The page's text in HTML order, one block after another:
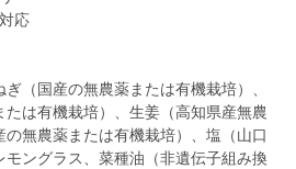
応
（国産の無農薬または有機栽培）、
たは有機栽培）、生姜（高知県産無農
無農薬または有機栽培）、塩（山口
モングラス、菜種油（非遺伝子組み換